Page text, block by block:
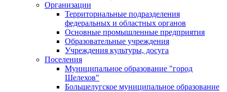
Организации
Территориальные подразделения
федеральных и областных органов
Основные промышленные предприятия
Образовательные учреждения
Учреждения культуры, досуга
Поселения
Муниципальное образование "город
Шелехов"
Большелугское муниципальное образование